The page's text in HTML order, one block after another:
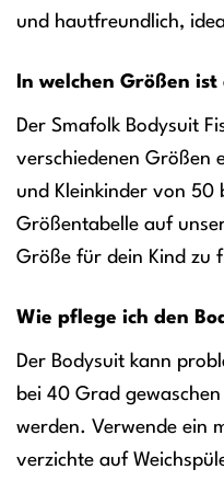
und hautfreundlich,
In welchen Größen
Der Smafolk Bodysuit
verschiedenen Größen
und Kleinkinder von 50
Größentabelle auf
Größe für dein Kind zu
Wie pflege ich den
Der Bodysuit kann
bei 40 Grad
werden. Verwende ein
verzichte auf